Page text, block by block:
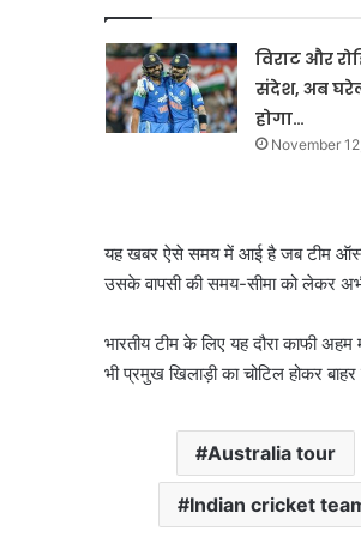
विराट और
संदेश, अब
होगा…
November
यह खबर ऐसे समय में आई है जब टीम
उसके वापसी की समय-सीमा को लेकर
भारतीय टीम के लिए यह दौरा काफी अहम
भी प्रमुख खिलाड़ी का चोटिल होकर
Australia tour
Indian cricket